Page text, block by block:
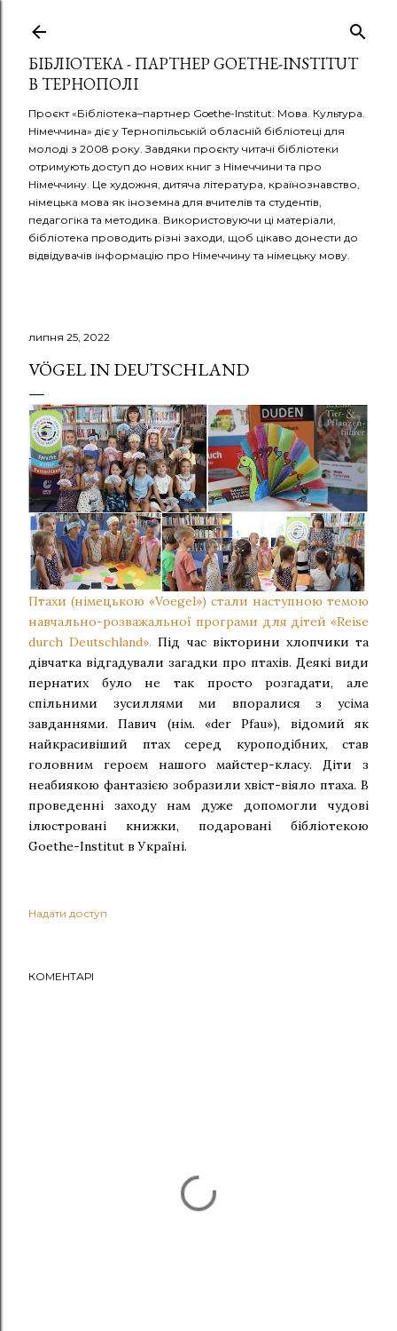
БІБЛІОТЕКА - ПАРТНЕР GOETHE-INSTITUT
В ТЕРНОПОЛІ
Проєкт «Бібліотека–партнер Goethe-Institut: Мова. Культура.
Німеччина» діє у Тернопільській обласній бібліотеці для
молоді з 2008 року. Завдяки проєкту читачі бібліотеки
отримують доступ до нових книг з Німеччини та про
Німеччину. Це художня, дитяча література, країнознавство,
німецька мова як іноземна для вчителів та студентів,
педагогіка та методика. Використовуючи ці матеріали,
бібліотека проводить різні заходи, щоб цікаво донести до
відвідувачів інформацію про Німеччину та німецьку мову.
липня 25, 2022
VÖGEL IN DEUTSCHLAND
Птахи (німецькою «Voegel») стали наступною темою
навчально-розважальної програми для дітей «Reise
durch Deutschland». Під час вікторини хлопчики та
дівчатка відгадували загадки про птахів. Деякі види
пернатих було не так просто розгадати, але
спільними зусиллями ми впоралися з усіма
завданнями. Павич (нім. «der Pfau»), відомий як
найкрасивіший птах серед куроподібних, став
головним героєм нашого майстер-класу. Діти з
неабиякою фантазією зобразили хвіст-віяло птаха. В
проведенні заходу нам дуже допомогли чудові
ілюстровані книжки, подаровані бібліотекою
Goethe-Institut в Україні.
Надати доступ
КОМЕНТАРІ